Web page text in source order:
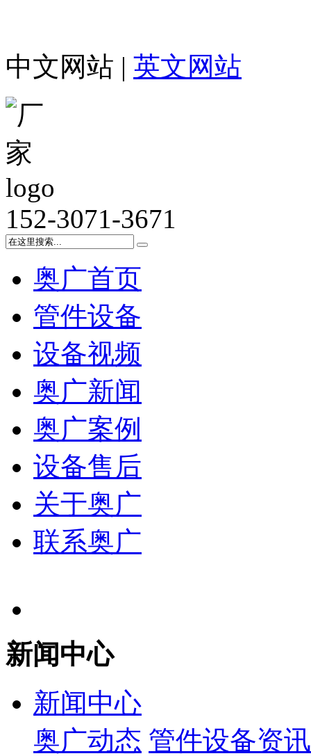
中文网站 | 英文网站
152-3071-3671
奥广首页
管件设备
设备视频
奥广新闻
奥广案例
设备售后
关于奥广
联系奥广
新闻中心
新闻中心
奥广动态 管件设备资讯